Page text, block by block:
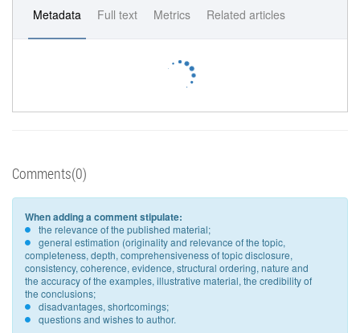
Metadata Full text Metrics Related articles
Comments(0)
When adding a comment stipulate:
the relevance of the published material;
general estimation (originality and relevance of the topic,
completeness, depth, comprehensiveness of topic disclosure,
consistency, coherence, evidence, structural ordering, nature and
the accuracy of the examples, illustrative material, the credibility of
the conclusions;
disadvantages, shortcomings;
questions and wishes to author.